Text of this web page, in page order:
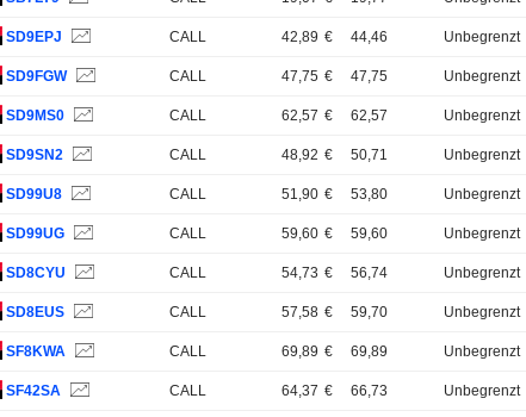
SD9EPJ CALL 42,89 € 44,46 Unbegrenzt
SD9FGW CALL 47,75 € 47,75 Unbegrenzt
SD9MS0 CALL 62,57 € 62,57 Unbegrenzt
SD9SN2 CALL 48,92 € 50,71 Unbegrenzt
SD99U8 CALL 51,90 € 53,80 Unbegrenzt
SD99UG CALL 59,60 € 59,60 Unbegrenzt
SD8CYU CALL 54,73 € 56,74 Unbegrenzt
SD8EUS CALL 57,58 € 59,70 Unbegrenzt
SF8KWA CALL 69,89 € 69,89 Unbegrenzt
SF42SA CALL 64,37 € 66,73 Unbegrenzt